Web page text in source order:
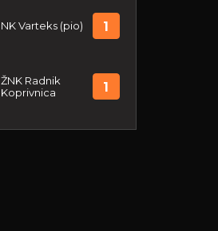
NK Varteks (pio) 1
ŽNK Radnik
Koprivnica
1